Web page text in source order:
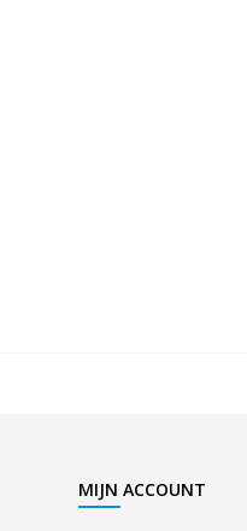
MIJN ACCOUNT